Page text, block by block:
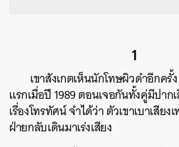
1
เขาสังเกตเห็นนักโทษผิวดำอีกค
แรกเมื่อปี 1989 ตอนเจอกันทั้งคู่มีปาก
เรื่องโทรทัศน์ จำได้ว่า ตัวเขาเบาเสีย
ฝ่ายกลับเดินมาเร่งเสียง